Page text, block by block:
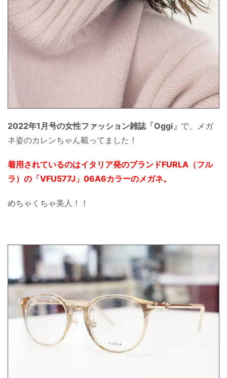
2022年1月号の女性ファッション雑誌「Oggi」 で、メガ
ネ姿のカレンちゃん載ってました！
着用されているのはイタリア発のブランドFURLA（フル
ラ）の「VFU577J」06A6カラーのメガネ。
めちゃくちゃ美人！！